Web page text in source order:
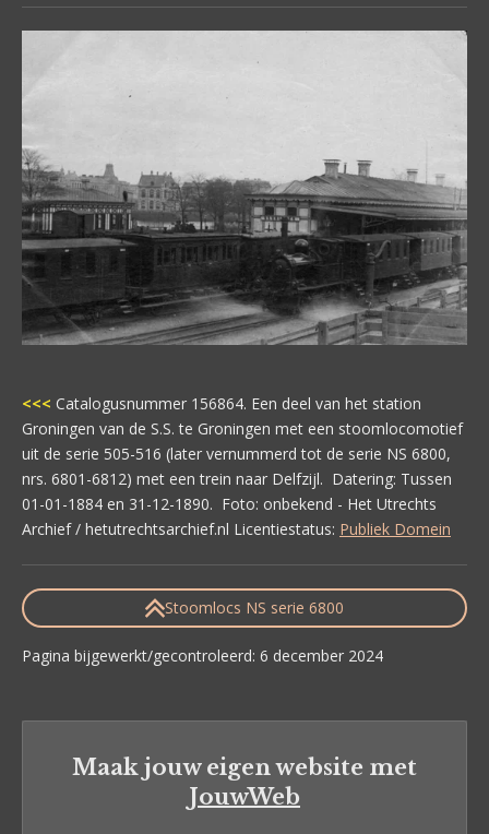
<<< Catalogusnummer 156864. Een deel van het station
Groningen van de S.S. te Groningen met een stoomlocomotief
uit de serie 505-516 (later vernummerd tot de serie NS 6800,
nrs. 6801-6812) met een trein naar Delfzijl. Datering: Tussen
01-01-1884 en 31-12-1890. Foto: onbekend - Het Utrechts
Archief / hetutrechtsarchief.nl Licentiestatus: Publiek Domein
Stoomlocs NS serie 6800
Pagina bijgewerkt/gecontroleerd: 6 december 2024
Maak jouw eigen website met
JouwWeb